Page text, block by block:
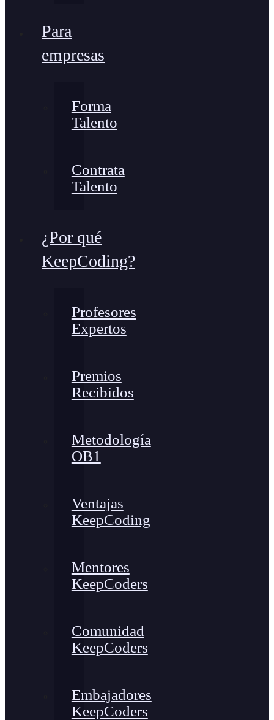
Para
empresas
Forma
Talento
Contrata
Talento
¿Por qué
KeepCoding?
Profesores
Expertos
Premios
Recibidos
Metodología
OB1
Ventajas
KeepCoding
Mentores
KeepCoders
Comunidad
KeepCoders
Embajadores
KeepCoders